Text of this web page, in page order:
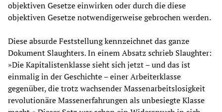
objektiven Gesetze einwirken oder durch die diese
objektiven Gesetze notwendigerweise gebrochen werden.
Diese absurde Feststellung kennzeichnet das ganze
Dokument Slaughters. In einem Absatz schrieb Slaughter:
»Die Kapitalistenklasse sieht sich jetzt – und das ist
einmalig in der Geschichte – einer Arbeiterklasse
gegenüber, die trotz wachsender Massenarbeitslosigkeit
revolutionäre Massenerfahrungen als unbesiegte Klasse